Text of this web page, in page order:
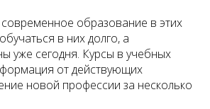
образование в этих
в них долго, а
уже сегодня. Курсы в учебных
от действующих
новой профессии за несколько